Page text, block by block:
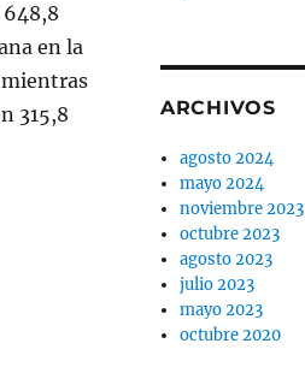
en la
mientras
315,8
ARCHIVOS
agosto 2024
mayo 2024
noviembre 2023
octubre 2023
agosto 2023
julio 2023
mayo 2023
octubre 2020